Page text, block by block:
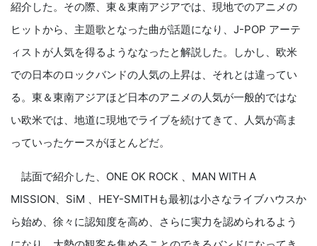
紹介した。その際、東＆東南アジアでは、現地でのアニメの
ヒットから、主題歌となった曲が話題になり、J-POP アーテ
ィストが人気を得るようななったと解説した。しかし、欧米
での日本のロックバンドの人気の上昇は、それとは違ってい
る。東＆東南アジアほど日本のアニメの人気が一般的ではな
い欧米では、地道に現地でライブを続けてきて、人気が高ま
っていったケースがほとんどだ。
誌面で紹介した、ONE OK ROCK 、MAN WITH A
MISSION、SiM 、HEY-SMITHも最初は小さなライブハウスか
ら始め、徐々に認知度を高め、さらに実力を認められるよう